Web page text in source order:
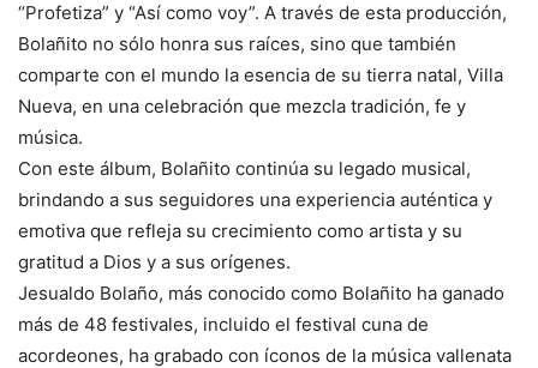
“Profetiza” y “Así como voy”. A través de esta producción,
Bolañito no sólo honra sus raíces, sino que también
comparte con el mundo la esencia de su tierra natal, Villa
Nueva, en una celebración que mezcla tradición, fe y
música.
Con este álbum, Bolañito continúa su legado musical,
brindando a sus seguidores una experiencia auténtica y
emotiva que refleja su crecimiento como artista y su
gratitud a Dios y a sus orígenes.
Jesualdo Bolaño, más conocido como Bolañito ha ganado
más de 48 festivales, incluido el festival cuna de
acordeones, ha grabado con íconos de la música vallenata